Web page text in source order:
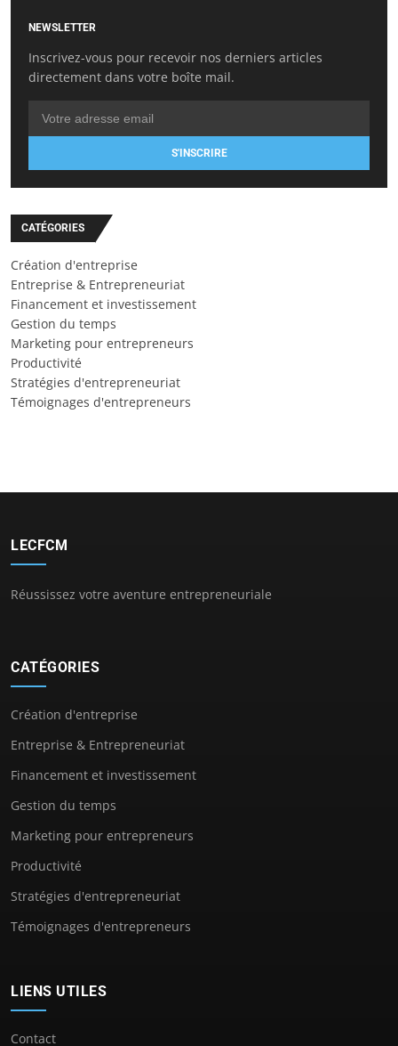
NEWSLETTER
Inscrivez-vous pour recevoir nos derniers articles
directement dans votre boîte mail.
S'INSCRIRE
CATÉGORIES
Création d'entreprise
Entreprise & Entrepreneuriat
Financement et investissement
Gestion du temps
Marketing pour entrepreneurs
Productivité
Stratégies d'entrepreneuriat
Témoignages d'entrepreneurs
LECFCM
Réussissez votre aventure entrepreneuriale
CATÉGORIES
Création d'entreprise
Entreprise & Entrepreneuriat
Financement et investissement
Gestion du temps
Marketing pour entrepreneurs
Productivité
Stratégies d'entrepreneuriat
Témoignages d'entrepreneurs
LIENS UTILES
Contact